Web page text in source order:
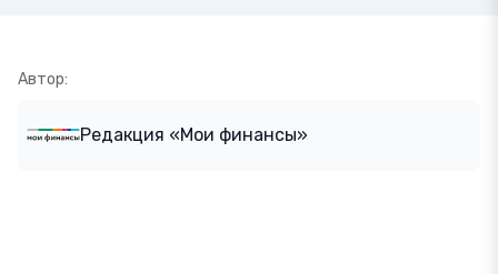
Автор:
Редакция «Мои финансы»